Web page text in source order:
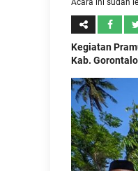
Acara ini sudah
Kegiatan
Kab. Gorontalo